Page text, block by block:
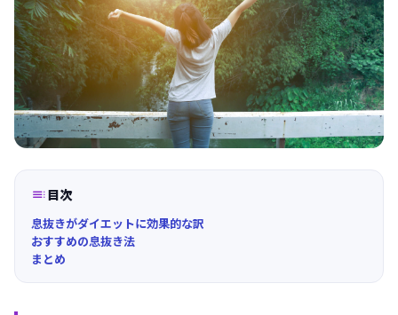
目次
息抜きがダイエットに効果的な訳
おすすめの息抜き法
まとめ